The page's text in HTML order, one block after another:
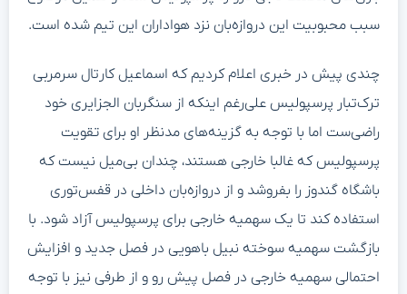
سبب محبوبیت این دروازه‌بان نزد هواداران این تیم شده است.
چندی پیش در خبری اعلام کردیم که اسماعیل کارتال سرمربی
ترک‌تبار پرسپولیس علی‌رغم اینکه از سنگربان الجزایری خود
راضی‌ست اما با توجه به گزینه‌های مدنظر او برای تقویت
پرسپولیس که غالبا خارجی هستند، چندان بی‌میل نیست که
باشگاه گندوز را بفروشد و از دروازه‌بان داخلی در قفس‌توری
استفاده کند تا یک سهمیه خارجی برای پرسپولیس آزاد شود. با
بازگشت سهمیه سوخته نبیل باهویی در فصل جدید و افزایش
احتمالی سهمیه خارجی در فصل پیش رو و از طرفی نیز با توجه